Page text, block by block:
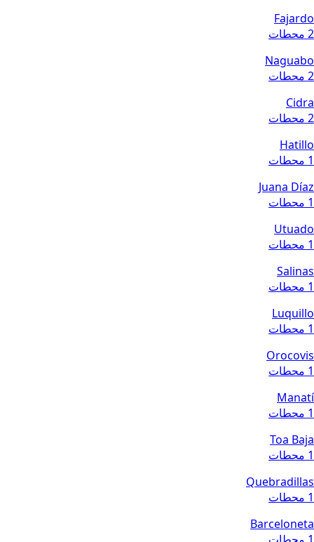
Fajardo
2 محطات
Naguabo
2 محطات
Cidra
2 محطات
Hatillo
1 محطات
Juana Díaz
1 محطات
Utuado
1 محطات
Salinas
1 محطات
Luquillo
1 محطات
Orocovis
1 محطات
Manatí
1 محطات
Toa Baja
1 محطات
Quebradillas
1 محطات
Barceloneta